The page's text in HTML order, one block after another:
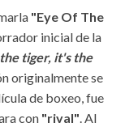
"Eye Of The
inicial de la
tiger, it's the
originalmente se
de boxeo, fue
con "rival". Al